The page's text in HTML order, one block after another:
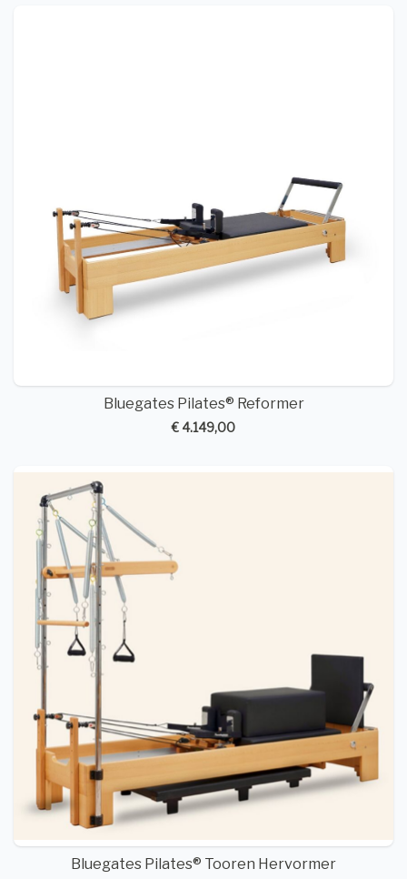
Bluegates Pilates® Reformer
€ 4.149,00
Bluegates Pilates® Tooren Hervormer